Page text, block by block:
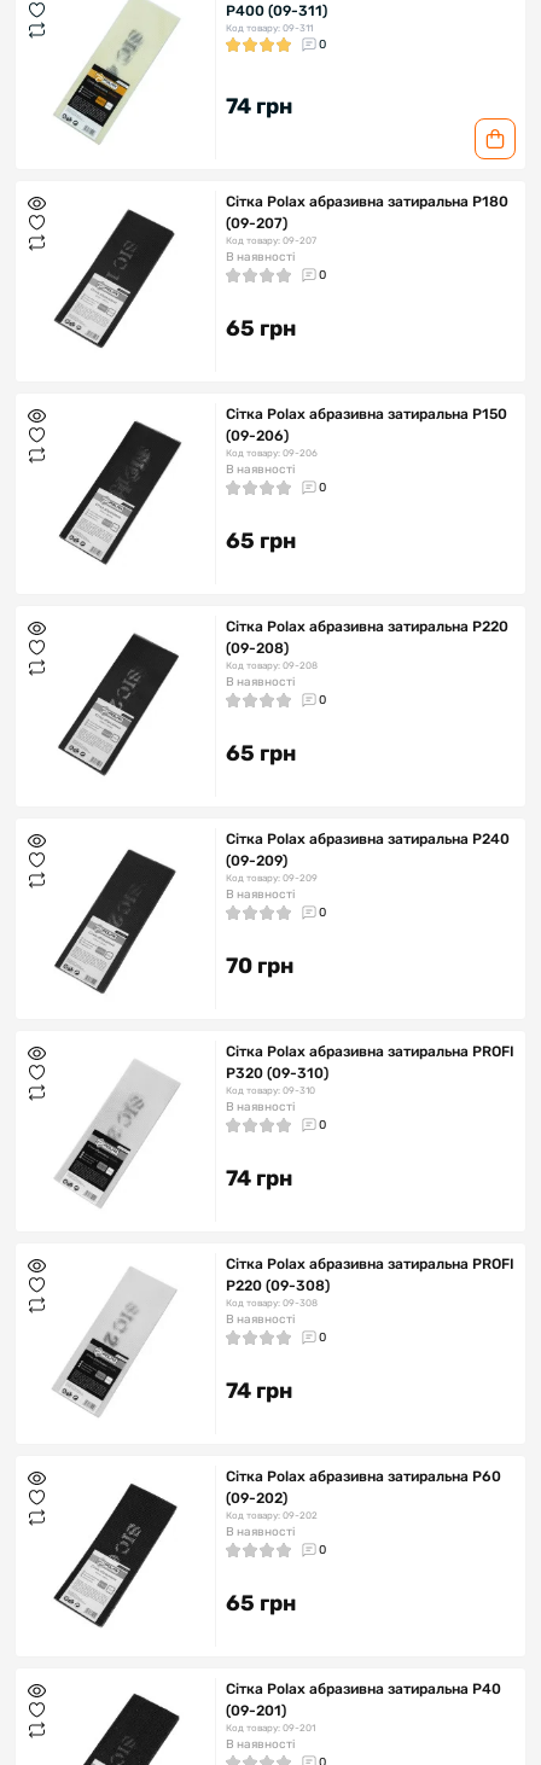
Р400 (09-311)
Код товару: 09-311
0
74 грн
Сітка Polax абразивна затиральна Р180
(09-207)
Код товару: 09-207
В наявності
0
65 грн
Сітка Polax абразивна затиральна Р150
(09-206)
Код товару: 09-206
В наявності
0
65 грн
Сітка Polax абразивна затиральна Р220
(09-208)
Код товару: 09-208
В наявності
0
65 грн
Сітка Polax абразивна затиральна Р240
(09-209)
Код товару: 09-209
В наявності
0
70 грн
Сітка Polax абразивна затиральна PROFI
Р320 (09-310)
Код товару: 09-310
В наявності
0
74 грн
Сітка Polax абразивна затиральна PROFI
Р220 (09-308)
Код товару: 09-308
В наявності
0
74 грн
Сітка Polax абразивна затиральна Р60
(09-202)
Код товару: 09-202
В наявності
0
65 грн
Сітка Polax абразивна затиральна Р40
(09-201)
Код товару: 09-201
В наявності